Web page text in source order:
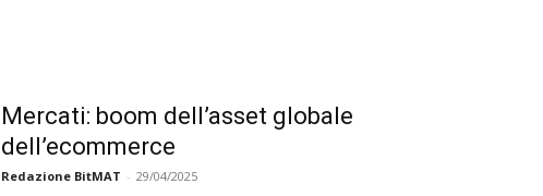
Mercati: boom dell’asset globale
dell’ecommerce
Redazione BitMAT - 29/04/2025